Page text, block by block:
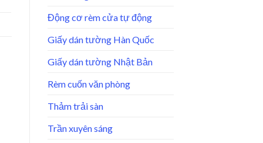
Động cơ rèm cửa tự động
Giấy dán tường Hàn Quốc
Giấy dán tường Nhật Bản
Rèm cuốn văn phòng
Thảm trải sàn
Trần xuyên sáng